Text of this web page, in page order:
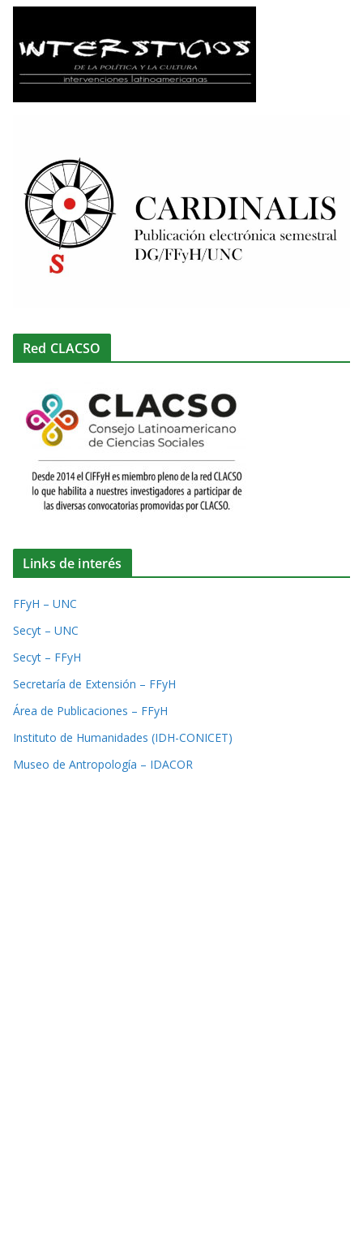
Red CLACSO
Links de interés
FFyH – UNC
Secyt – UNC
Secyt – FFyH
Secretaría de Extensión – FFyH
Área de Publicaciones – FFyH
Instituto de Humanidades (IDH-CONICET)
Museo de Antropología – IDACOR